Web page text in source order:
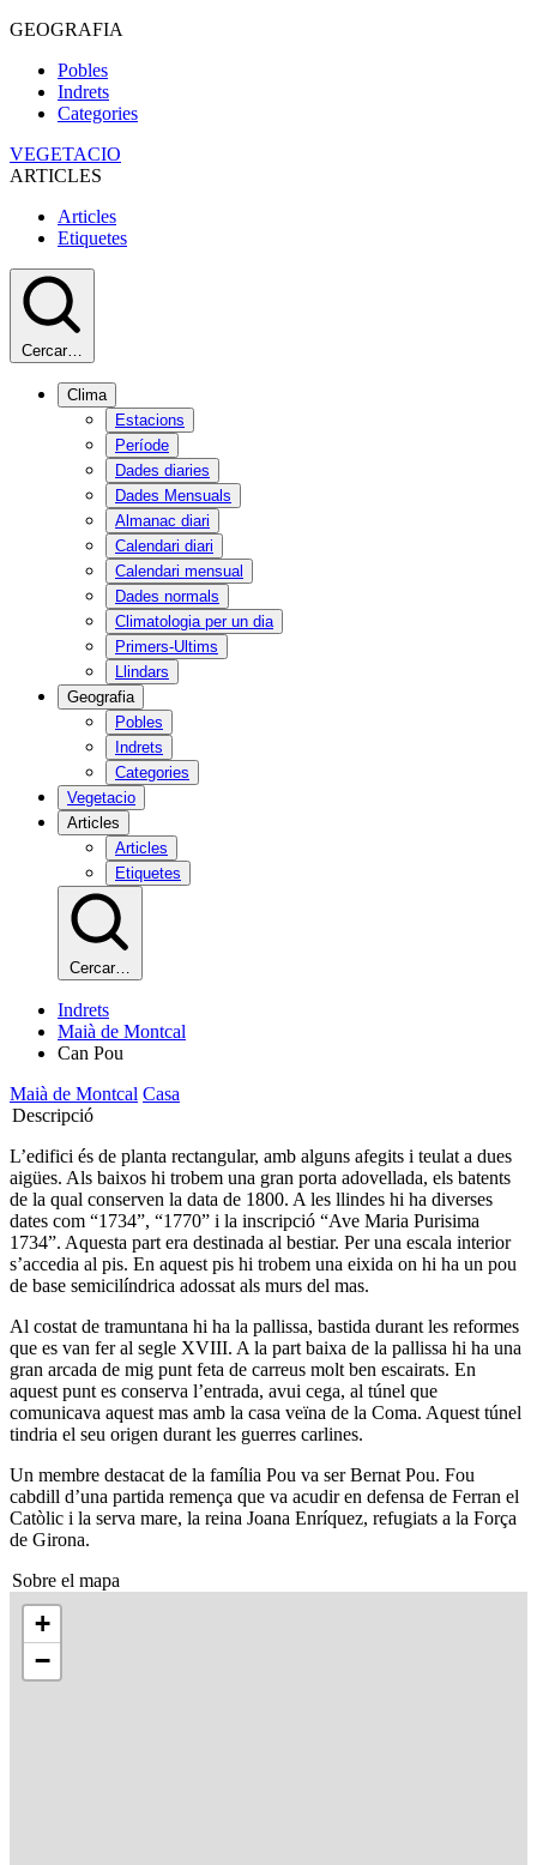
GEOGRAFIA
Pobles
Indrets
Categories
VEGETACIO
ARTICLES
Articles
Etiquetes
Cercar…
Clima
Estacions
Període
Dades diaries
Dades Mensuals
Almanac diari
Calendari diari
Calendari mensual
Dades normals
Climatologia per un dia
Primers-Ultims
Llindars
Geografia
Pobles
Indrets
Categories
Vegetacio
Articles
Articles
Etiquetes
Cercar…
Indrets
Maià de Montcal
Can Pou
Maià de Montcal Casa
Descripció
L’edifici és de planta rectangular, amb alguns afegits i teulat a dues
aigües. Als baixos hi trobem una gran porta adovellada, els batents
de la qual conserven la data de 1800. A les llindes hi ha diverses
dates com “1734”, “1770” i la inscripció “Ave Maria Purisima
1734”. Aquesta part era destinada al bestiar. Per una escala interior
s’accedia al pis. En aquest pis hi trobem una eixida on hi ha un pou
de base semicilíndrica adossat als murs del mas.
Al costat de tramuntana hi ha la pallissa, bastida durant les reformes
que es van fer al segle XVIII. A la part baixa de la pallissa hi ha una
gran arcada de mig punt feta de carreus molt ben escairats. En
aquest punt es conserva l’entrada, avui cega, al túnel que
comunicava aquest mas amb la casa veïna de la Coma. Aquest túnel
tindria el seu origen durant les guerres carlines.
Un membre destacat de la família Pou va ser Bernat Pou. Fou
cabdill d’una partida remença que va acudir en defensa de Ferran el
Catòlic i la serva mare, la reina Joana Enríquez, refugiats a la Força
de Girona.
Sobre el mapa
+
−